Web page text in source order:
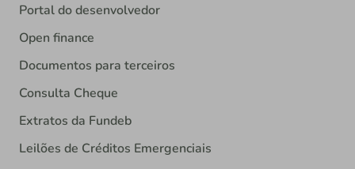
Portal do desenvolvedor
Open finance
Documentos para terceiros
Consulta Cheque
Extratos da Fundeb
Leilões de Créditos Emergenciais